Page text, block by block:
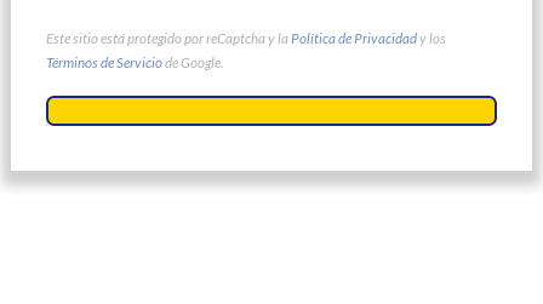
Este sitio está protegido por reCaptcha y la Política de Privacidady los
Términos de Serviciode Google.